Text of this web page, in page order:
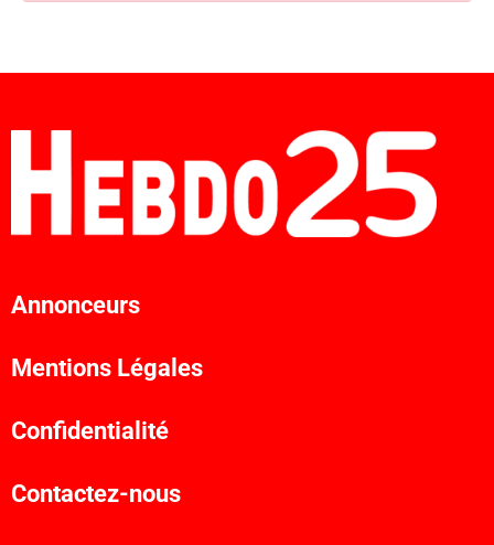
Annonceurs
Mentions Légales
Confidentialité
Contactez-nous